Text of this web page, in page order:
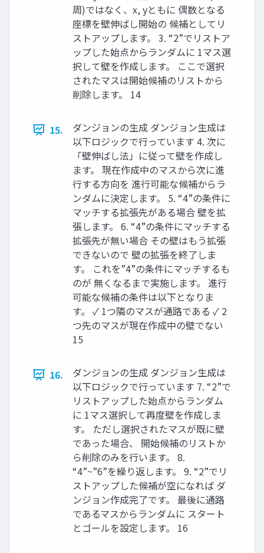
周)ではなく、x, yともに 偶数となる
座標を壁伸ばし開始の 候補としてリ
ストアップします。 3. “2”でリストア
ップした始点からランダムに 1マス選
択して壁を作成します。 ここで選択
されたマスは開始候補のリストから
削除します。 14
15.
ダンジョンの生成 ダンジョン生成は
以下ロジックで行っています 4. 次に
「壁伸ばし法」に従って壁を作成し
ます。 現在作成中のマスから次に進
行する方向を 進行可能な候補からラ
ンダムに決定します。 5. “4”の条件に
マッチする拡張先がある場合 壁を拡
張します。 6. “4”の条件にマッチする
拡張先が無い場合 その壁はもう拡張
できないので 壁の拡張を終了しま
す。 これを”4”の条件にマッチするも
のが 無くなるまで実施します。 進行
可能な候補の条件は以下となりま
す。 ✓ 1つ隣のマスが通路である ✓ 2
つ先のマスが現在作成中の壁でない
15
16.
ダンジョンの生成 ダンジョン生成は
以下ロジックで行っています 7. “2”で
リストアップした始点からランダム
に 1マス選択して再度壁を作成しま
す。 ただし選択されたマスが既に壁
であった場合、 開始候補のリストか
ら削除のみを行います。 8.
“4”~”6”を繰り返します。 9. “2”でリ
ストアップした候補が空になれば ダ
ンジョン作成完了です。 最後に通路
であるマスからランダムに スタート
とゴールを設定します。 16